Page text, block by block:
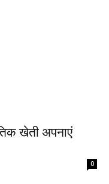
खेती अपनाएं
0